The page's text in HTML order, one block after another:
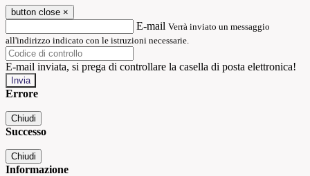
button close ×
E-mail Verrà inviato un messaggio
all'indirizzo indicato con le istruzioni necessarie.
E-mail inviata, si prega di controllare la casella di posta elettronica!
Errore
Chiudi
Successo
Chiudi
Informazione